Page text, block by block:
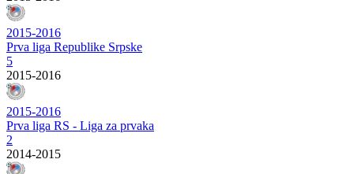
2015-2016
Prva liga Republike Srpske
5
2015-2016
2015-2016
Prva liga RS - Liga za prvaka
2
2014-2015